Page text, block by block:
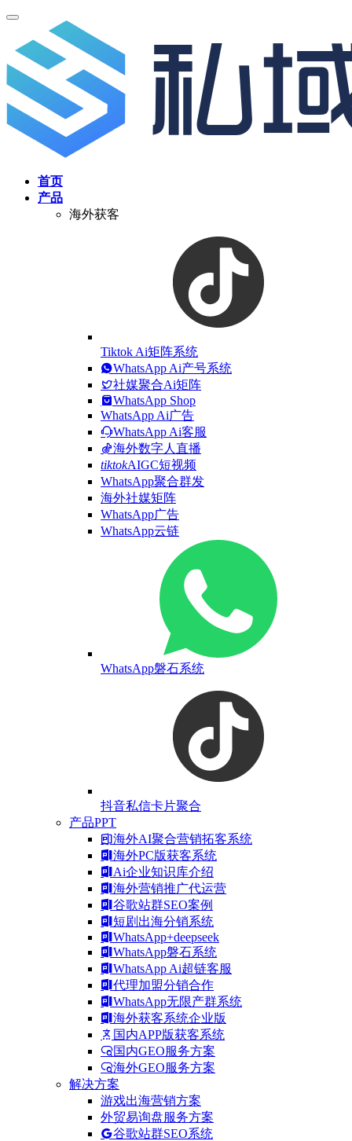
首页
产品
海外获客
Tiktok Ai矩阵系统
WhatsApp Ai产号系统
社媒聚合Ai矩阵
WhatsApp Shop
WhatsApp Ai广告
WhatsApp Ai客服
海外数字人直播
tiktokAIGC短视频
WhatsApp聚合群发
海外社媒矩阵
WhatsApp广告
WhatsApp云链
WhatsApp磐石系统
抖音私信卡片聚合
产品PPT
海外AI聚合营销拓客系统
海外PC版获客系统
Ai企业知识库介绍
海外营销推广代运营
谷歌站群SEO案例
短剧出海分销系统
WhatsApp+deepseek
WhatsApp磐石系统
WhatsApp Ai超链客服
代理加盟分销合作
WhatsApp无限产群系统
海外获客系统企业版
国内APP版获客系统
国内GEO服务方案
海外GEO服务方案
解决方案
游戏出海营销方案
外贸易询盘服务方案
谷歌站群SEO系统